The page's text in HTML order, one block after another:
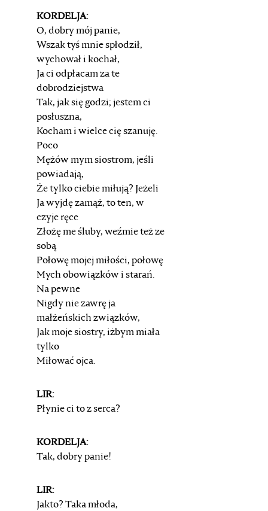
KORDELJA:
O, dobry mój panie,
Wszak tyś mnie spłodził,
wychował i kochał,
Ja ci odpłacam za te
dobrodziejstwa
Tak, jak się godzi; jestem ci
posłuszna,
Kocham i wielce cię szanuję.
Poco
Mężów mym siostrom, jeśli
powiadają,
Że tylko ciebie miłują? Jeżeli
Ja wyjdę zamąż, to ten, w
czyje ręce
Złożę me śluby, weźmie też ze
sobą
Połowę mojej miłości, połowę
Mych obowiązków i starań.
Na pewne
Nigdy nie zawrę ja
małżeńskich związków,
Jak moje siostry, iżbym miała
tylko
Miłować ojca.
LIR:
Płynie ci to z serca?
KORDELJA:
Tak, dobry panie!
LIR:
Jakto? Taka młoda,